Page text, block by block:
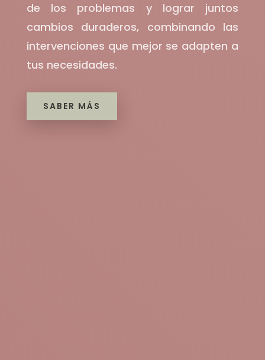
de los problemas y lograr juntos
cambios duraderos, combinando las
intervenciones que mejor se adapten a
tus necesidades.
SABER MÁS